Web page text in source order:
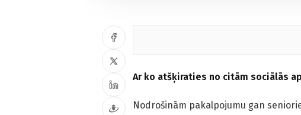
Ar ko atšķiraties no citām sociālās
Nodrošinām pakalpojumu gan